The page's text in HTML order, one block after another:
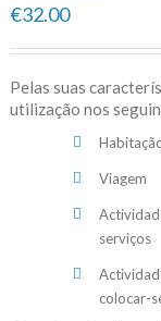
€32.00
Pelas suas
utilização nos
Viagem
serviços
colocar-